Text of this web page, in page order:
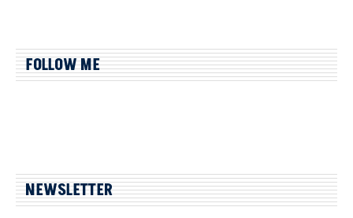
FOLLOW ME
NEWSLETTER